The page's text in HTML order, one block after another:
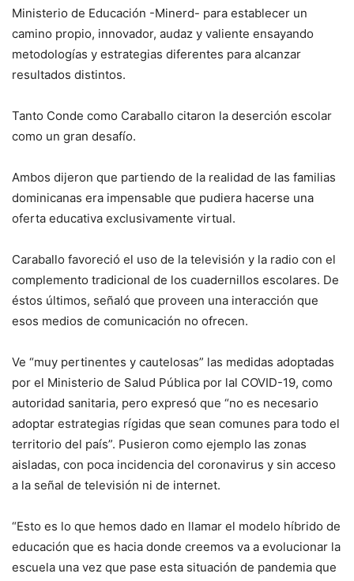
Ministerio de Educación -Minerd- para establecer un
camino propio, innovador, audaz y valiente ensayando
metodologías y estrategias diferentes para alcanzar
resultados distintos.
Tanto Conde como Caraballo citaron la deserción escolar
como un gran desafío.
Ambos dijeron que partiendo de la realidad de las familias
dominicanas era impensable que pudiera hacerse una
oferta educativa exclusivamente virtual.
Caraballo favoreció el uso de la televisión y la radio con el
complemento tradicional de los cuadernillos escolares. De
éstos últimos, señaló que proveen una interacción que
esos medios de comunicación no ofrecen.
Ve “muy pertinentes y cautelosas” las medidas adoptadas
por el Ministerio de Salud Pública por lal COVID-19, como
autoridad sanitaria, pero expresó que “no es necesario
adoptar estrategias rígidas que sean comunes para todo el
territorio del país”. Pusieron como ejemplo las zonas
aisladas, con poca incidencia del coronavirus y sin acceso
a la señal de televisión ni de internet.
“Esto es lo que hemos dado en llamar el modelo híbrido de
educación que es hacia donde creemos va a evolucionar la
escuela una vez que pase esta situación de pandemia que